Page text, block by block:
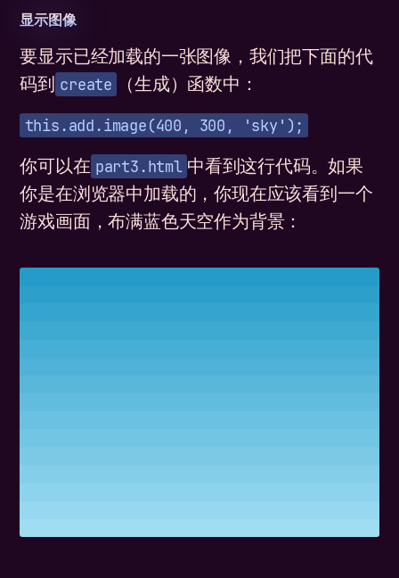
显示图像
要显示已经加载的一张图像，我们把下面的代
码到 create （生成）函数中：
this.add.image(400, 300, 'sky');
你可以在 part3.html 中看到这行代码。如果
你是在浏览器中加载的，你现在应该看到一个
游戏画面，布满蓝色天空作为背景：